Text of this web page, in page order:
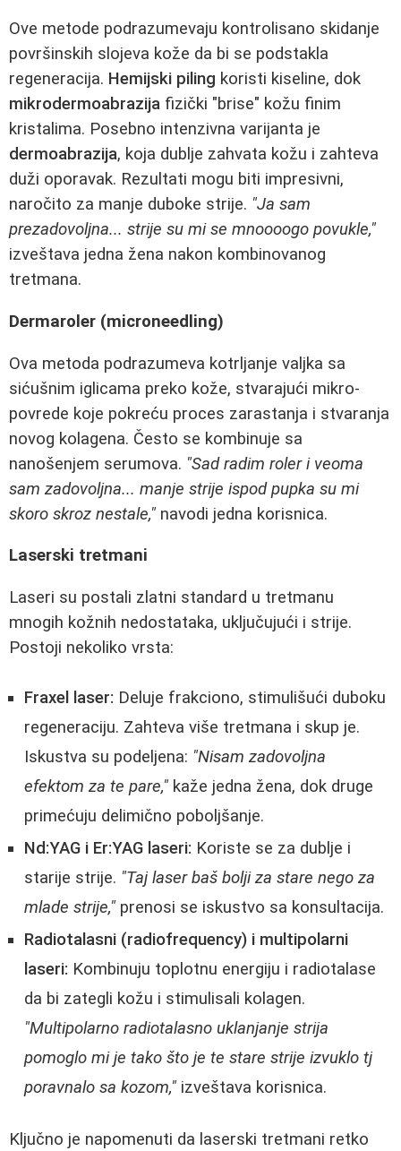
Ove metode podrazumevaju kontrolisano skidanje
površinskih slojeva kože da bi se podstakla
regeneracija. Hemijski piling koristi kiseline, dok
mikrodermoabrazija fizički "brise" kožu finim
kristalima. Posebno intenzivna varijanta je
dermoabrazija, koja dublje zahvata kožu i zahteva
duži oporavak. Rezultati mogu biti impresivni,
naročito za manje duboke strije. "Ja sam
prezadovoljna... strije su mi se mnoooogo povukle,"
izveštava jedna žena nakon kombinovanog
tretmana.
Dermaroler (microneedling)
Ova metoda podrazumeva kotrljanje valjka sa
sićušnim iglicama preko kože, stvarajući mikro-
povrede koje pokreću proces zarastanja i stvaranja
novog kolagena. Često se kombinuje sa
nanošenjem serumova. "Sad radim roler i veoma
sam zadovoljna... manje strije ispod pupka su mi
skoro skroz nestale," navodi jedna korisnica.
Laserski tretmani
Laseri su postali zlatni standard u tretmanu
mnogih kožnih nedostataka, uključujući i strije.
Postoji nekoliko vrsta:
Fraxel laser: Deluje frakciono, stimulišući duboku
regeneraciju. Zahteva više tretmana i skup je.
Iskustva su podeljena: "Nisam zadovoljna
efektom za te pare," kaže jedna žena, dok druge
primećuju delimično poboljšanje.
Nd:YAG i Er:YAG laseri: Koriste se za dublje i
starije strije. "Taj laser baš bolji za stare nego za
mlade strije," prenosi se iskustvo sa konsultacija.
Radiotalasni (radiofrequency) i multipolarni
laseri: Kombinuju toplotnu energiju i radiotalase
da bi zategli kožu i stimulisali kolagen.
"Multipolarno radiotalasno uklanjanje strija
pomoglo mi je tako što je te stare strije izvuklo tj
poravnalo sa kozom," izveštava korisnica.
Ključno je napomenuti da laserski tretmani retko